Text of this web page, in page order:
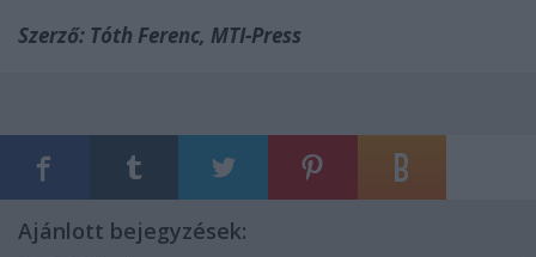
Szerző: Tóth Ferenc, MTI-Press
Ajánlott bejegyzések: